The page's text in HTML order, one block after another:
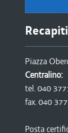
Piazza
Centralino:
tel. 040
fax. 040
Posta